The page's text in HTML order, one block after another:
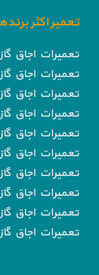
تعمیر اکثر
تعمیرات اجاق
تعمیرات اجاق
تعمیرات اجاق
تعمیرات اجاق
تعمیرات اجاق
تعمیرات اجاق
تعمیرات اجاق
تعمیرات اجاق
تعمیرات اجاق
تعمیرات اجاق